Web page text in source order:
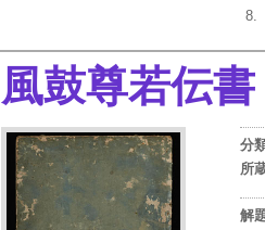
風鼓尊若伝書
分
所
解